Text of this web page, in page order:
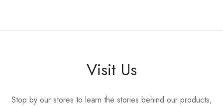
Visit Us
Stop by our stores to learn the stories behind our products,